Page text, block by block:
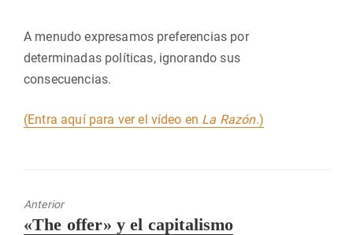
A menudo expresamos preferencias por
determinadas políticas, ignorando sus
consecuencias.
(Entra aquí para ver el vídeo en La Razón.)
Anterior
Entrada
«The offer» y el capitalismo